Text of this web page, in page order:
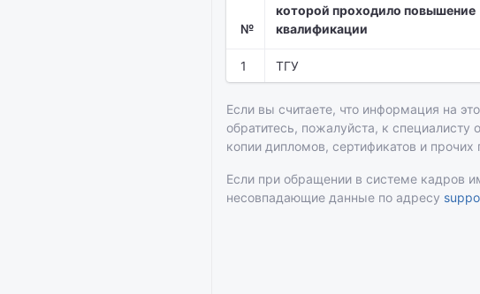
№
которой проходило повышение
квалификации
1 ТГУ
Если вы считаете, что информация на
обратитесь, пожалуйста, к
копии дипломов, сертификатов и
Если при обращении в системе кадров
несовпадающие данные по адресу